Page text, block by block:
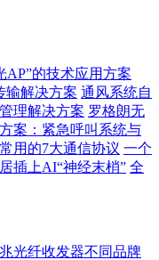
AP”的技术应用方案
输解决方案 通风系统自
理解决方案 罗格朗无
案：紧急呼叫系统与
用的7大通信协议 一个
插上AI“神经末梢” 全
光纤收发器不同品牌